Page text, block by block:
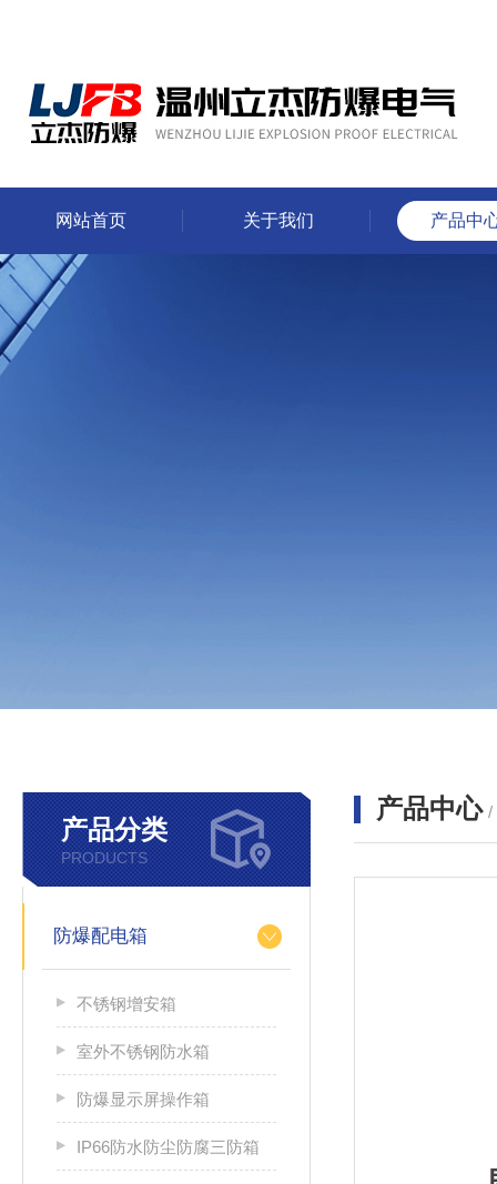
网站首页 关于我们 产品中
产品分类
PRODUCTS
防爆配电箱
不锈钢增安箱
室外不锈钢防水箱
防爆显示屏操作箱
IP66防水防尘防腐三防箱
产品中心 /